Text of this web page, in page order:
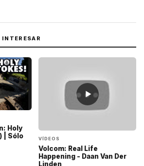
Holy
| Sólo
▶
VÍDEOS
Volcom: Real Life
Happening - Daan Van Der
Linden